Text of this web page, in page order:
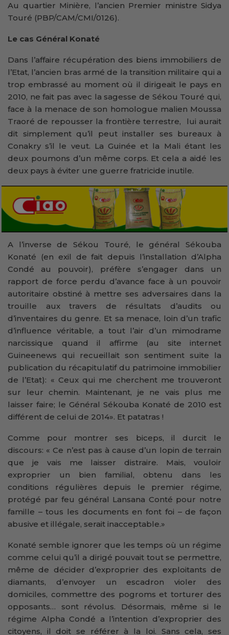
Au quartier Minière, l’ancien Premier ministre Sidya
Touré (PBP/CAM/CMI/0126).
Le cas Général Konaté
Dans l’affaire récupération des biens immobiliers de
l’Etat, l’ancien bras armé de la transition militaire qui a
trop embrassé au moment où il dirigeait le pays en
2010, ne fait pas avec la sagesse de Sékou Touré qui,
face à la menace de son homologue malien Moussa
Traoré de repousser la frontière terrestre, lui aurait
dit simplement qu’il peut installer ses bureaux à
Conakry s’il le veut. La Guinée et la Mali étant les
deux poumons d’un même corps. Et cela a aidé les
deux pays à éviter une guerre fratricide inutile.
A l’inverse de Sékou Touré, le général Sékouba
Konaté (en exil de fait depuis l’installation d’Alpha
Condé au pouvoir), préfère s’engager dans un
rapport de force perdu d’avance face à un pouvoir
autoritaire obstiné à mettre ses adversaires dans la
trouille aux travers de résultats d’audits ou
d’inventaires du genre. Et sa menace, loin d’un trafic
d’influence véritable, a tout l’air d’un mimodrame
narcissique quand il affirme (au site internet
Guineenews qui recueillait son sentiment suite la
publication du récapitulatif du patrimoine immobilier
de l’Etat): « Ceux qui me cherchent me trouveront
sur leur chemin. Maintenant, je ne vais plus me
laisser faire; le Général Sékouba Konaté de 2010 est
différent de celui de 2014». Et patatras !
Comme pour montrer ses biceps, il durcit le
discours: « Ce n’est pas à cause d’un lopin de terrain
que je vais me laisser distraire. Mais, vouloir
exproprier un bien familial, obtenu dans les
conditions régulières depuis le premier régime,
protégé par feu général Lansana Conté pour notre
famille – tous les documents en font foi – de façon
abusive et illégale, serait inacceptable.»
Konaté semble ignorer que les temps où un régime
comme celui qu’il a dirigé pouvait tout se permettre,
même de décider d’exproprier des exploitants de
diamants, d’envoyer un escadron violer des
domiciles, commettre des pogroms et torturer des
opposants… sont révolus. Désormais, même si le
régime Alpha Condé a l’intention d’exproprier des
citoyens, il doit se référer à la loi. Sans cela, ses